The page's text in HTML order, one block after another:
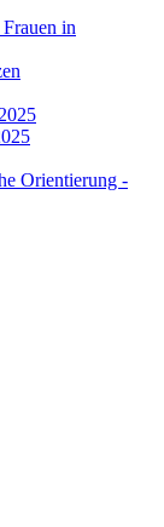
in
Orientierung -